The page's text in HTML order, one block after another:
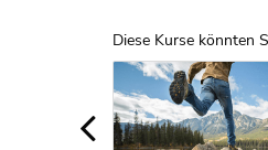
Diese Kurse könnten
Uber